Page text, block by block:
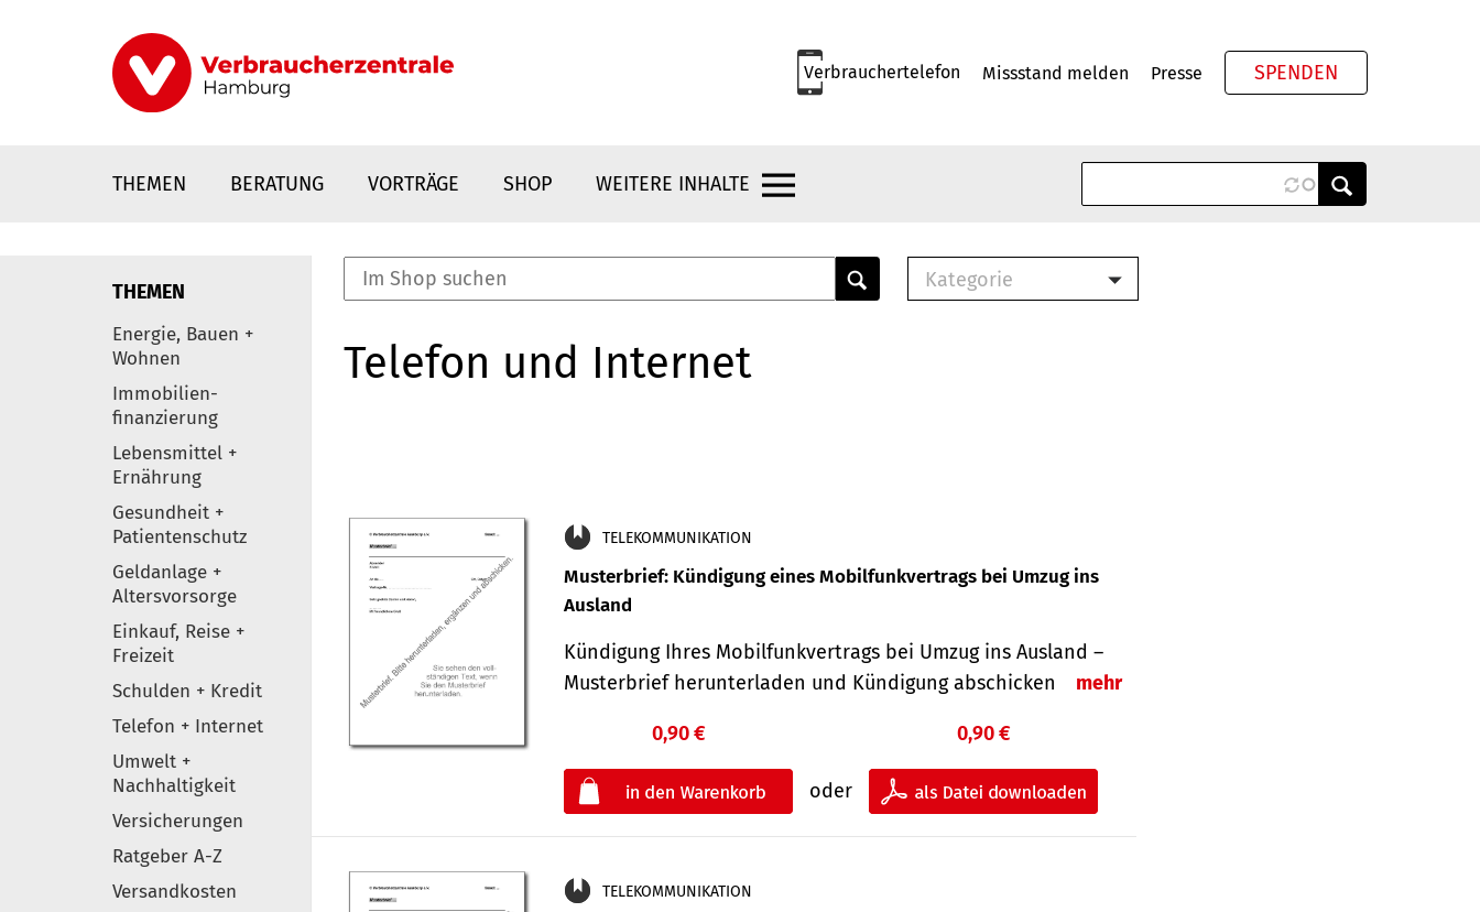
Verbrauchertelefon Missstand melden Presse SPENDEN
THEMEN BERATUNG VORTRÄGE SHOP WEITERE INHALTE
Elemente
THEMEN
Energie, Bauen +
Wohnen
Immobilien-
finanzierung
Lebensmittel +
Ernährung
Gesundheit +
Patientenschutz
Geldanlage +
Altersvorsorge
Einkauf, Reise +
Freizeit
Schulden + Kredit
Telefon + Internet
Umwelt +
Nachhaltigkeit
Versicherungen
Ratgeber A-Z
Versandkosten
Kategorie
Telefon und Internet
TELEKOMMUNIKATION
Musterbrief: Kündigung eines Mobilfunkvertrags bei Umzug ins
Ausland
Kündigung Ihres Mobilfunkvertrags bei Umzug ins Ausland –
Musterbrief herunterladen und Kündigung abschicken
mehr
0,90 €
oder
0,90 €
TELEKOMMUNIKATION